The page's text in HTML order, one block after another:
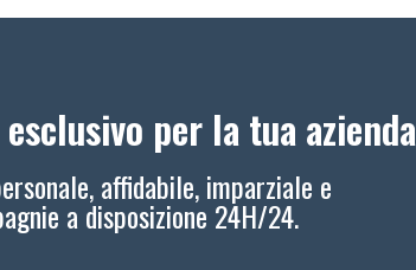
per la tua azienda
affidabile, imparziale e
a disposizione 24H/24.